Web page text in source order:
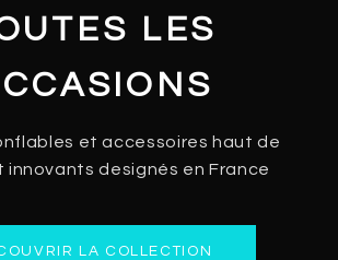
LES
et accessoires haut de
innovants designés en France
LA COLLECTION